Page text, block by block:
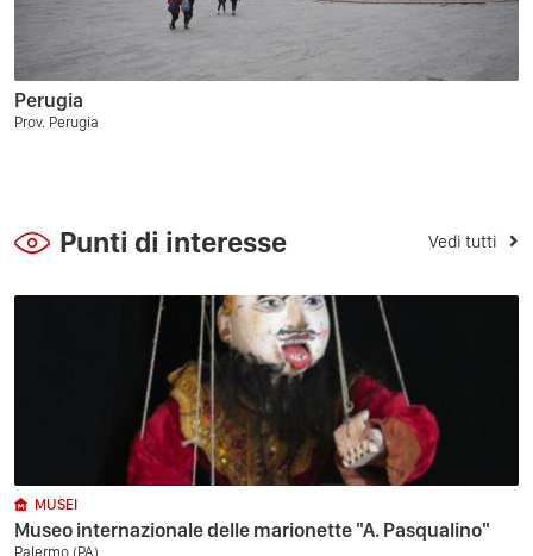
Perugia
Prov. Perugia
Punti di interesse Vedi tutti
MUSEI
Museo internazionale delle marionette "A. Pasqualino"
Palermo (PA)